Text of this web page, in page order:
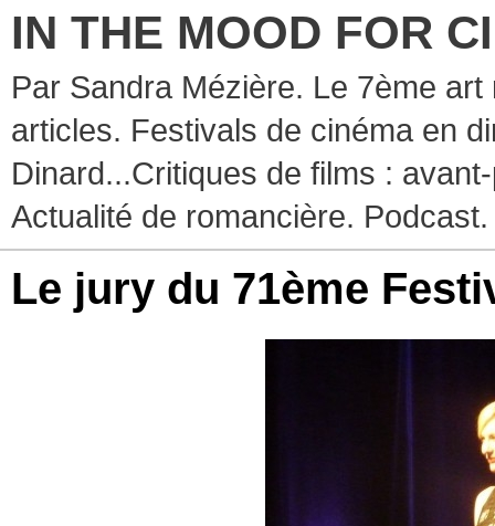
IN THE MOOD FOR
Par Sandra Mézière. Le 7ème
articles. Festivals de cinéma en
Dinard...Critiques de films :
Actualité de romancière. Podcast.
Le jury du 71ème